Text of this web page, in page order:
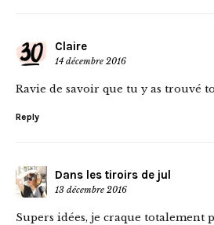
Claire
14 décembre 2016
Ravie de savoir que tu y as trouvé
Reply
Dans les tiroirs de jul
13 décembre 2016
Supers idées, je craque totalement